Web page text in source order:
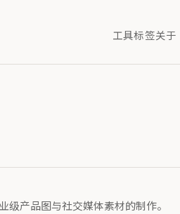
工具标签关于
产品图与社交媒体素材的制作。